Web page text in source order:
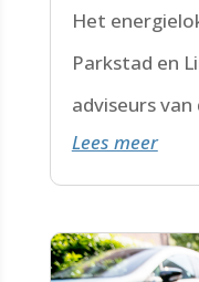
Het
Parkstad en
adviseurs
Limburg
Lees meer